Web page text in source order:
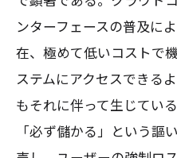
ンターフェースの普及に
在、極めて低いコストで
ステムにアクセスできる
もそれに伴って生じてい
「必ず儲かる」という謳